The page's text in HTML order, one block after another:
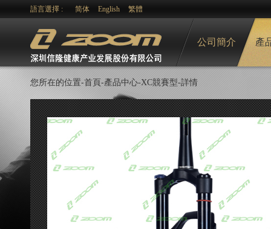
語言選擇 : 简体 English 繁體
公司簡介 產
您所在的位置-首頁-產品中心-XC競賽型-詳情